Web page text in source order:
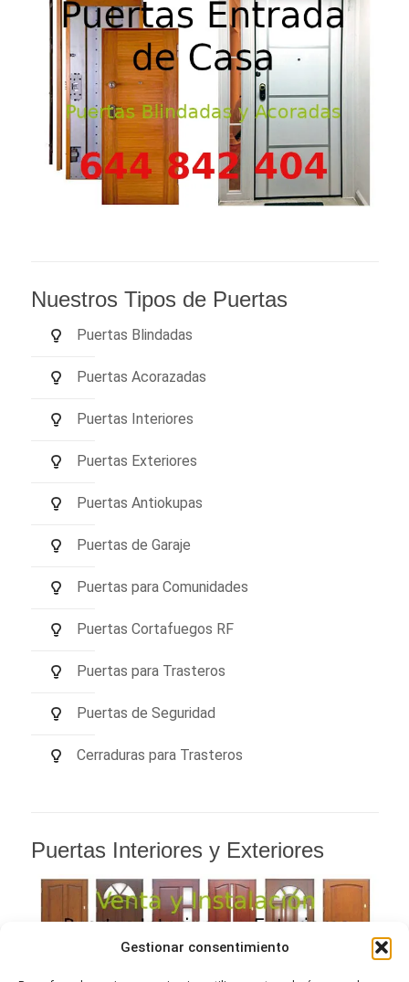
Gestionar consentimiento
Nuestros Tipos de Puertas
Puertas Blindadas
Puertas Acorazadas
Puertas Interiores
Puertas Exteriores
Puertas Antiokupas
Puertas de Garaje
Puertas para Comunidades
Puertas Cortafuegos RF
Puertas para Trasteros
Puertas de Seguridad
Cerraduras para Trasteros
Puertas Interiores y Exteriores